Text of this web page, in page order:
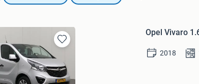
Bewaren
in
Mijn
Favorieten
Opel Vivaro
2018